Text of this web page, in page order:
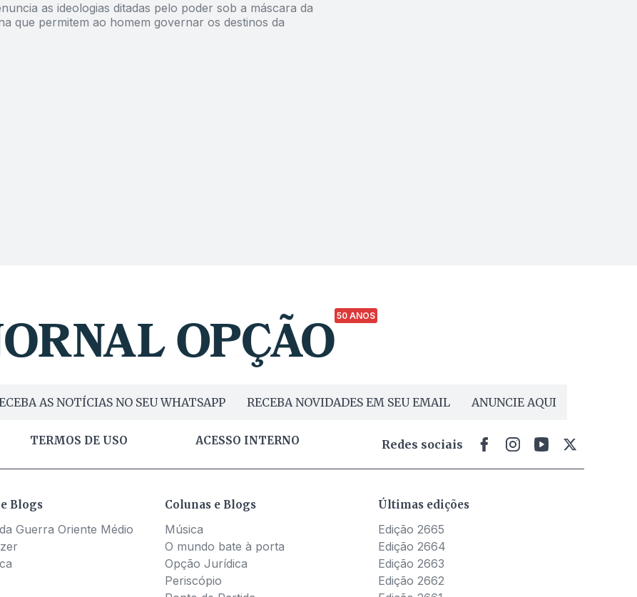
as ideologias ditadas pelo poder sob a máscara da
que permitem ao homem governar os destinos da
50 ANOS
AS NOTÍCIAS NO SEU WHATSAPP RECEBA NOVIDADES EM SEU EMAIL ANUNCIE AQUI
TERMOS DE USO ACESSO INTERNO Redes sociais
Blogs
Guerra Oriente Médio
Colunas e Blogs
Música
O mundo bate à porta
Opção Jurídica
Periscópio
Últimas edições
Edição 2665
Edição 2664
Edição 2663
Edição 2662